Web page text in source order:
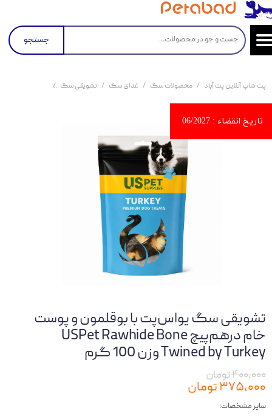
جستجو
پت شاپ آنلاین پت آباد محصولات سگ غذای سگ تشویقی سگ
تشویقی سگ یواس‌پت با بوقلمون و پوست
خام درهم‌پیچ USPet Rawhide Bone
Twined by Turkey وزن 100 گرم
۴۰۰,۰۰۰ تومان
۳۷۵,۰۰۰ تومان
سایر مشخصات: